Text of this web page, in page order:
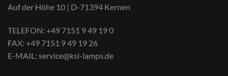
Auf der Höhe 10 | D-71394 Kernen
TELEFON: +49 7151 9 49 19 0
FAX: +49 7151 9 49 19 26
E-MAIL: service@ksi-lamps.de